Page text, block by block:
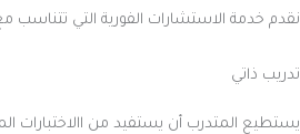
نقدم خدمة الاستشارات الفورية التي تتناسب
تدريب ذاتي
يستطيع المتدرب أن يستفيد من االاختبارات